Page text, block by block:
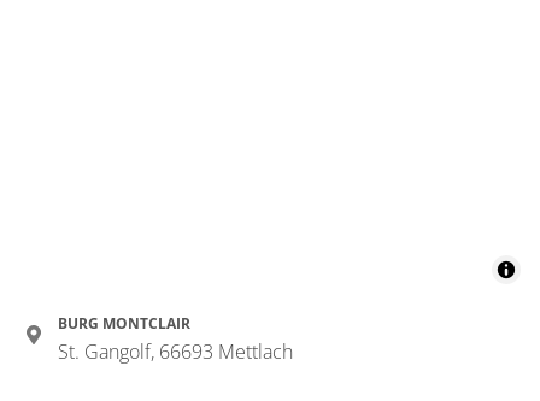
BURG MONTCLAIR
St. Gangolf, 66693 Mettlach